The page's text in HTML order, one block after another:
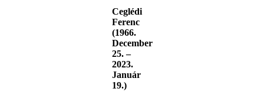
Ceglédi
Ferenc
(1966.
December
25. –
2023.
Január
19.)